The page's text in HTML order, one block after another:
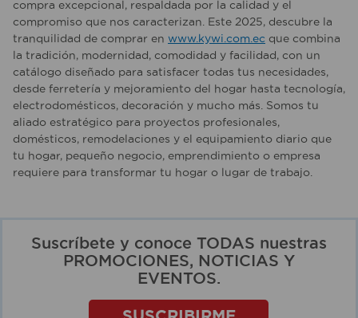
compra excepcional, respaldada por la calidad y el
compromiso que nos caracterizan. Este 2025, descubre la
tranquilidad de comprar en www.kywi.com.ec que combina
la tradición, modernidad, comodidad y facilidad, con un
catálogo diseñado para satisfacer todas tus necesidades,
desde ferretería y mejoramiento del hogar hasta tecnología,
electrodomésticos, decoración y mucho más. Somos tu
aliado estratégico para proyectos profesionales,
domésticos, remodelaciones y el equipamiento diario que
tu hogar, pequeño negocio, emprendimiento o empresa
requiere para transformar tu hogar o lugar de trabajo.
Suscríbete y conoce TODAS nuestras
PROMOCIONES, NOTICIAS Y
EVENTOS.